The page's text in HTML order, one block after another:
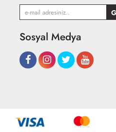
Sosyal Medya